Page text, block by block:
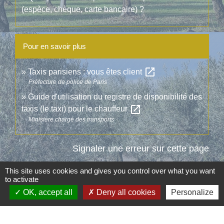
(espèce, chèque, carte bancaire) ?
Pour en savoir plus
Taxis parisiens : vous êtes client open_in_new
Préfecture de police de Paris
Guide d'utilisation du registre de disponibilité des
taxis (le.taxi) pour le chauffeuropen_in_new
Ministère chargé des transports
Signaler une erreur sur cette page
This site uses cookies and gives you control over what you want
to activate
OK, accept all
Deny all cookies Personalize